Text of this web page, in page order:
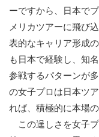
ーですから、日本で
メリカツアーに飛び
表的なキャリア形成
も日本で経験し、知
参戦するパターンが
の女子プロは日本ツ
れば、積極的に本場
この逞しさを女子